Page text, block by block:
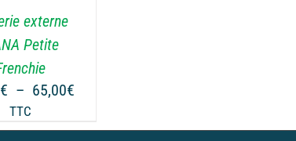
externe
Petite
€ – 65,00€
prix :
TTC